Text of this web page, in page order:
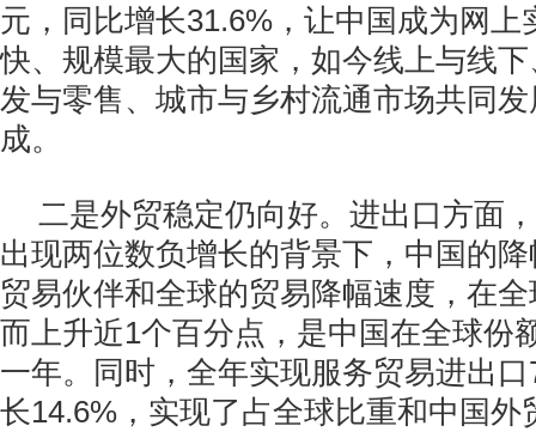
元，同比增长31.6%，让中国成为网上
快、规模最大的国家，如今线上与线
发与零售、城市与乡村流通市场共同
成。
二是外贸稳定仍向好。进出口方面
出现两位数负增长的背景下，中国的
贸易伙伴和全球的贸易降幅速度，在
而上升近1个百分点，是中国在全球份
一年。同时，全年实现服务贸易进出
长14.6%，实现了占全球比重和中国外